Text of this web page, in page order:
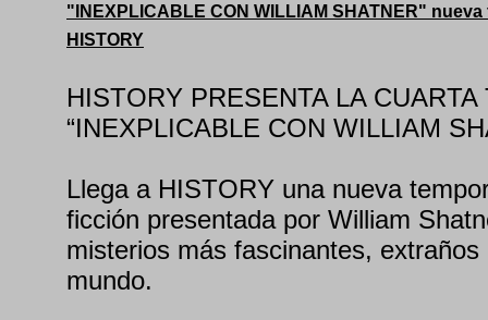
"INEXPLICABLE CON WILLIAM SHATNER"
HISTORY
HISTORY PRESENTA LA
“INEXPLICABLE CON WILLIAM
Llega a HISTORY una nueva
ficción presentada por William
misterios más fascinantes,
mundo.